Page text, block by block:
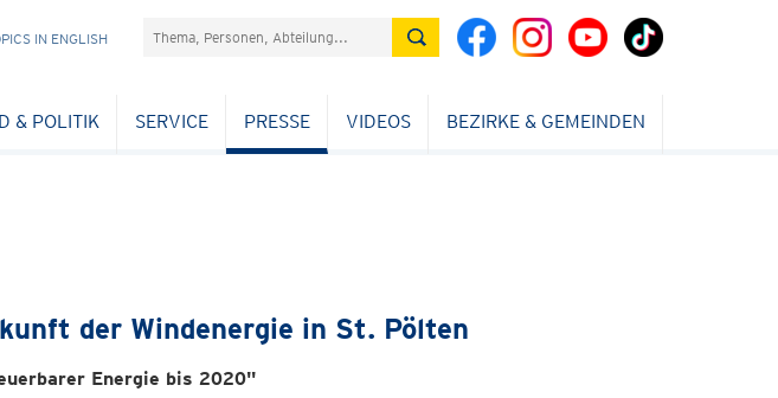
IN ENGLISH Suchefeld
& POLITIK SERVICE PRESSE VIDEOS BEZIRKE & GEMEINDEN
der Windenergie in St. Pölten
Energie bis 2020"